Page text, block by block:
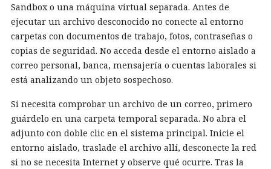
Sandbox o una máquina virtual separada. Antes de
ejecutar un archivo desconocido no conecte al entorno
carpetas con documentos de trabajo, fotos, contraseñas o
copias de seguridad. No acceda desde el entorno aislado a
correo personal, banca, mensajería o cuentas laborales si
está analizando un objeto sospechoso.
Si necesita comprobar un archivo de un correo, primero
guárdelo en una carpeta temporal separada. No abra el
adjunto con doble clic en el sistema principal. Inicie el
entorno aislado, traslade el archivo allí, desconecte la red
si no se necesita Internet y observe qué ocurre. Tras la